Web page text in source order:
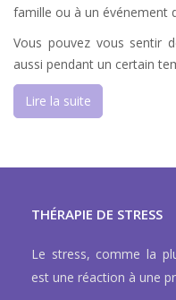
famille ou à un événement
Vous pouvez vous sentir
aussi pendant un certain
Lire la suite
THÉRAPIE DE STRESS
Le stress, comme la
est une réaction à une